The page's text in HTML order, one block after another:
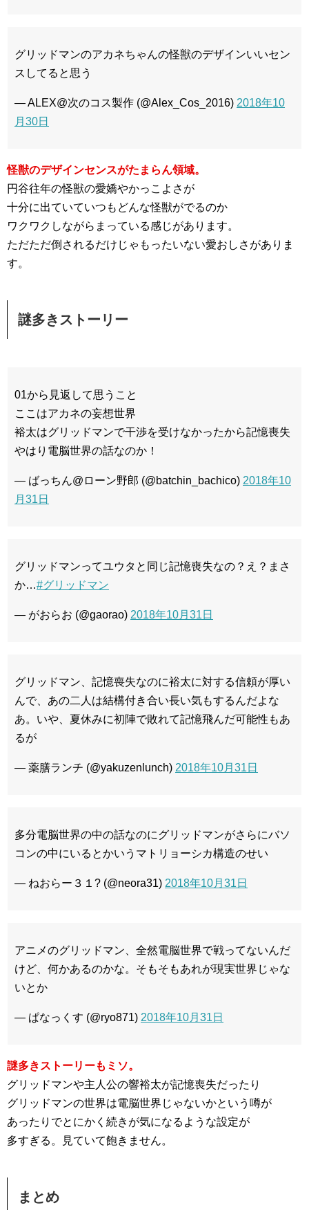
グリッドマンのアカネちゃんの怪獣のデザインいいセン
スしてると思う
— ALEX@次のコス製作 (@Alex_Cos_2016) 2018年10
月30日
怪獣のデザインセンスがたまらん領域。
円谷往年の怪獣の愛嬌やかっこよさが
十分に出ていていつもどんな怪獣がでるのか
ワクワクしながらまっている感じがあります。
ただただ倒されるだけじゃもったいない愛おしさがありま
す。
謎多きストーリー
01から見返して思うこと
ここはアカネの妄想世界
裕太はグリッドマンで干渉を受けなかったから記憶喪失
やはり電脳世界の話なのか！
— ばっちん@ローン野郎 (@batchin_bachico) 2018年10
月31日
グリッドマンってユウタと同じ記憶喪失なの？え？まさ
か…#グリッドマン
— がおらお (@gaorao) 2018年10月31日
グリッドマン、記憶喪失なのに裕太に対する信頼が厚い
んで、あの二人は結構付き合い長い気もするんだよな
あ。いや、夏休みに初陣で敗れて記憶飛んだ可能性もあ
るが
— 薬膳ランチ (@yakuzenlunch) 2018年10月31日
多分電脳世界の中の話なのにグリッドマンがさらにバソ
コンの中にいるとかいうマトリョーシカ構造のせい
— ねおらー３１? (@neora31) 2018年10月31日
アニメのグリッドマン、全然電脳世界で戦ってないんだ
けど、何かあるのかな。そもそもあれが現実世界じゃな
いとか
— ぱなっくす (@ryo871) 2018年10月31日
謎多きストーリーもミソ。
グリッドマンや主人公の響裕太が記憶喪失だったり
グリッドマンの世界は電脳世界じゃないかという噂が
あったりでとにかく続きが気になるような設定が
多すぎる。見ていて飽きません。
まとめ